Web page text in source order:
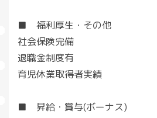
■ 福利厚生・その他
社会保険完備
退職金制度有
育児休業取得者実績
■ 昇給・賞与(ボーナス)